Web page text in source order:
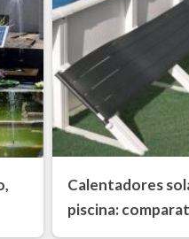
Calentadores
piscina: